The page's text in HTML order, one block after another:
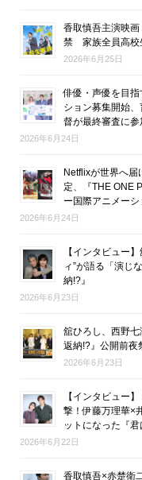
香取慎吾主演映
禁 家族全員高校
2026年6月25日
俳優・声優を目
ション募集開始
督が最終審査に参
2026年6月24日
Netflixが世界へ
定、『THE ONE
ー国際アニメー
2026年6月24日
【インタビュー
ィ”が語る「演じ
納!?』
2026年6月23日
舘ひろし、西野
返納!?』公開前夜
2026年6月23日
【インタビュー
撃！伊藤万理華×
ットになった『君
2026年6月22日
香取慎吾×赤楚衛